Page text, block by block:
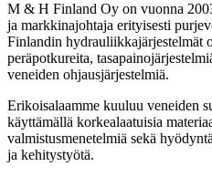
M & H Finland Oy on vuonna
ja markkinajohtaja erityisesti
Finlandin hydrauliikkajärjestelmät
peräpotkureita,
veneiden ohjausjärjestelmiä.
Erikoisalaamme kuuluu veneiden
käyttämällä korkealaatuisia
valmistusmenetelmiä sekä
ja kehitystyötä.